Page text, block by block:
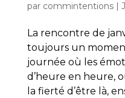
par commintentions|
La rencontre de
toujours un
journée où les
d’heure en heure,
la fierté d’être là,